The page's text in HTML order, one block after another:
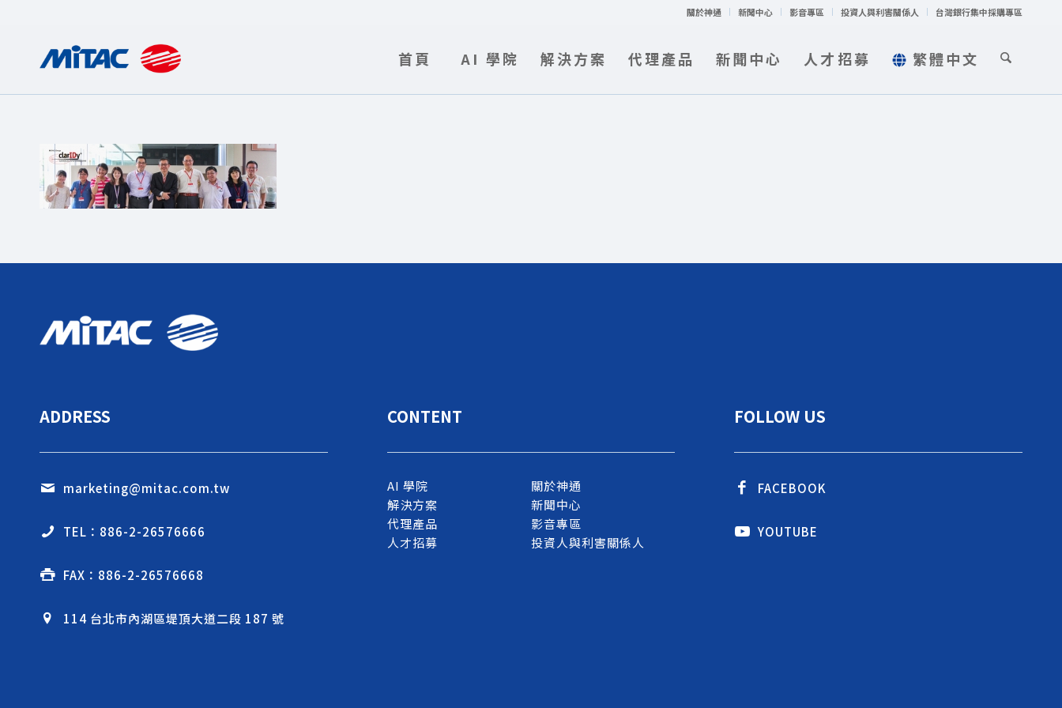
關於神通 新聞中心 影音專區 投資人與利害關係人 台灣銀行集中採購專區
首頁 AI 學院 解決方案 代理產品 新聞中心 人才招募 繁體中文
ADDRESS
marketing@mitac.com.tw
TEL：886-2-26576666
FAX：886-2-26576668
114 台北市內湖區堤頂大道二段 187 號
CONTENT
AI 學院
解決方案
代理產品
人才招募
關於神通
新聞中心
影音專區
投資人與利害關係人
FOLLOW US
FACEBOOK
YOUTUBE